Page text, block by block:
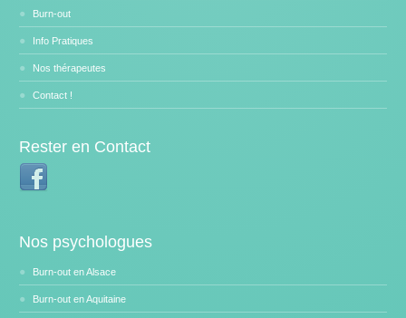
Burn-out
Info Pratiques
Nos thérapeutes
Contact !
Rester en Contact
Nos psychologues
Burn-out en Alsace
Burn-out en Aquitaine